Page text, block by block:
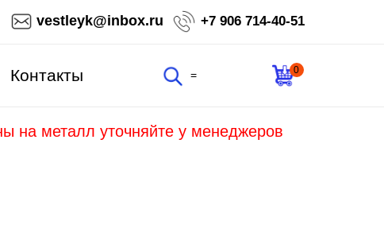
+7 906 714-40-51
vestleyk@inbox.ru
= 0
Контакты
на металл уточняйте у менеджеров